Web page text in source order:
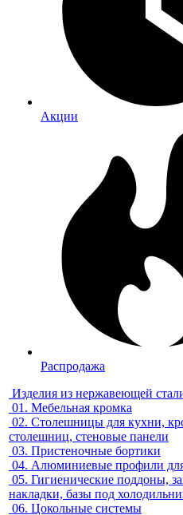
Акции
Распродажа
Изделия из нержавеющей
01. Мебельная кромка
02. Столешницы для кухни,
столешниц, стеновые панели
03. Пристеночные бортики
04. Алюминиевые профили
05. Гигиенические поддоны,
накладки, базы под
06. Цокольные системы